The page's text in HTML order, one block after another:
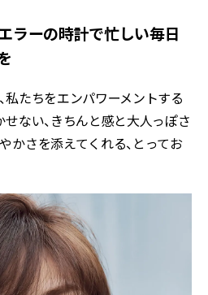
ラーの時計で忙しい毎日
私たちをエンパワーメントする
ない、きちんと感と大人っぽさ
かさを添えてくれる、とってお